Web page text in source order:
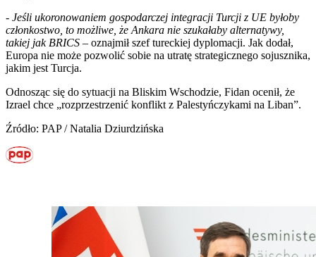
- Jeśli ukoronowaniem gospodarczej integracji Turcji z UE byłoby
członkostwo, to możliwe, że Ankara nie szukałaby alternatywy,
takiej jak BRICS – oznajmił szef tureckiej dyplomacji. Jak dodał,
Europa nie może pozwolić sobie na utratę strategicznego sojusznika,
jakim jest Turcja.
Odnosząc się do sytuacji na Bliskim Wschodzie, Fidan ocenił, że
Izrael chce „rozprzestrzenić konflikt z Palestyńczykami na Liban”.
Źródło: PAP / Natalia Dziurdzińska